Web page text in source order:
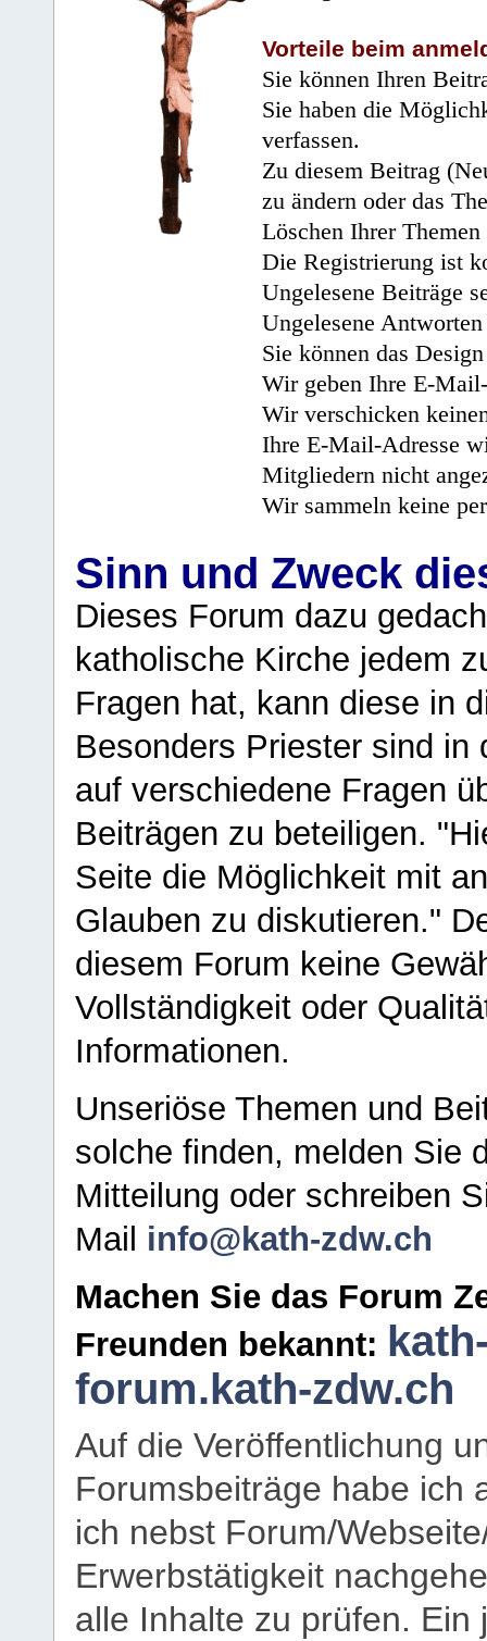
Vorteile beim
Sie können Ihren
Sie haben die
verfassen.
Zu diesem Beitrag
zu ändern oder das
Löschen Ihrer
Die Registrierung ist
Ungelesene Beiträge
Ungelesene
Sie können das
Wir geben Ihre E-
Wir verschicken
Ihre E-Mail-Adresse
Mitgliedern nicht
Wir sammeln keine
Sinn und Zweck
Dieses Forum dazu
katholische Kirche jedem
Fragen hat, kann diese in
Besonders Priester sind in
auf verschiedene Fragen
Beiträgen zu beteiligen.
Seite die Möglichkeit mit
Glauben zu diskutieren."
diesem Forum keine
Vollständigkeit oder
Informationen.
Unseriöse Themen und
solche finden, melden Sie
Mitteilung oder schreiben
Mail info@kath-zdw.ch
Machen Sie das Forum
Freunden bekannt:
forum.kath-zdw.ch
Auf die Veröffentlichung
Forumsbeiträge habe ich
ich nebst Forum/
Erwerbstätigkeit
alle Inhalte zu prüfen.